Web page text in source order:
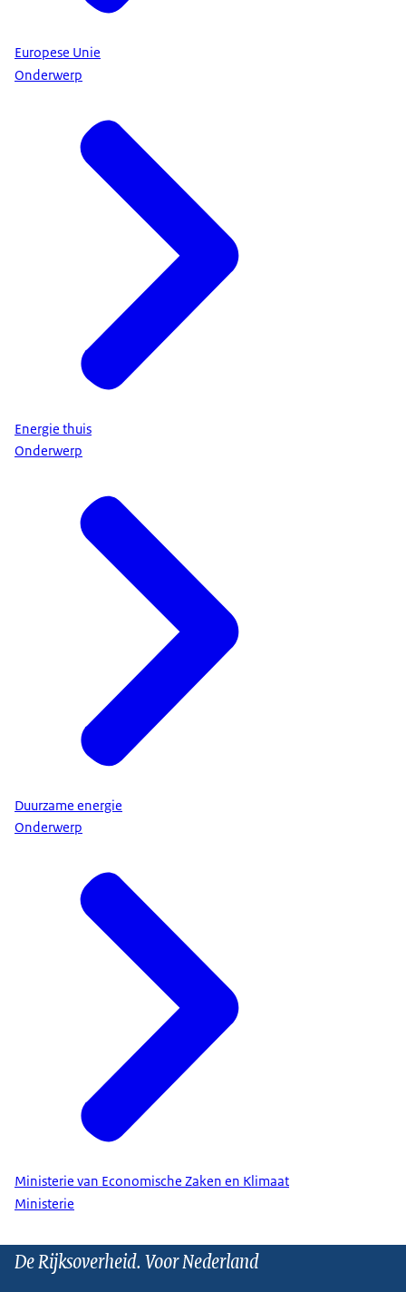
Europese Unie
Onderwerp
Energie thuis
Onderwerp
Duurzame energie
Onderwerp
Ministerie van Economische Zaken en Klimaat
Ministerie
De Rijksoverheid. Voor Nederland